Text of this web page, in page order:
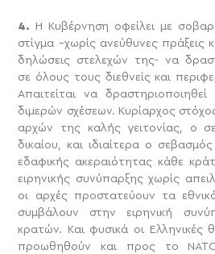
4. Η Κυβέρνηση οφείλει με
στίγμα –χωρίς ανεύθυνες πράξεις
δηλώσεις στελεχών της- να
σε όλους τους διεθνείς και
Απαιτείται να
διμερών σχέσεων. Κυρίαρχος
αρχών της καλής γειτονίας, ο
δικαίου, και ιδιαίτερα ο
εδαφικής ακεραιότητας κάθε
ειρηνικής συνύπαρξης χωρίς
οι αρχές προστατεύουν τα
συμβάλουν στην ειρηνική
κρατών. Και φυσικά οι Ελληνικές
προωθηθούν και προς το